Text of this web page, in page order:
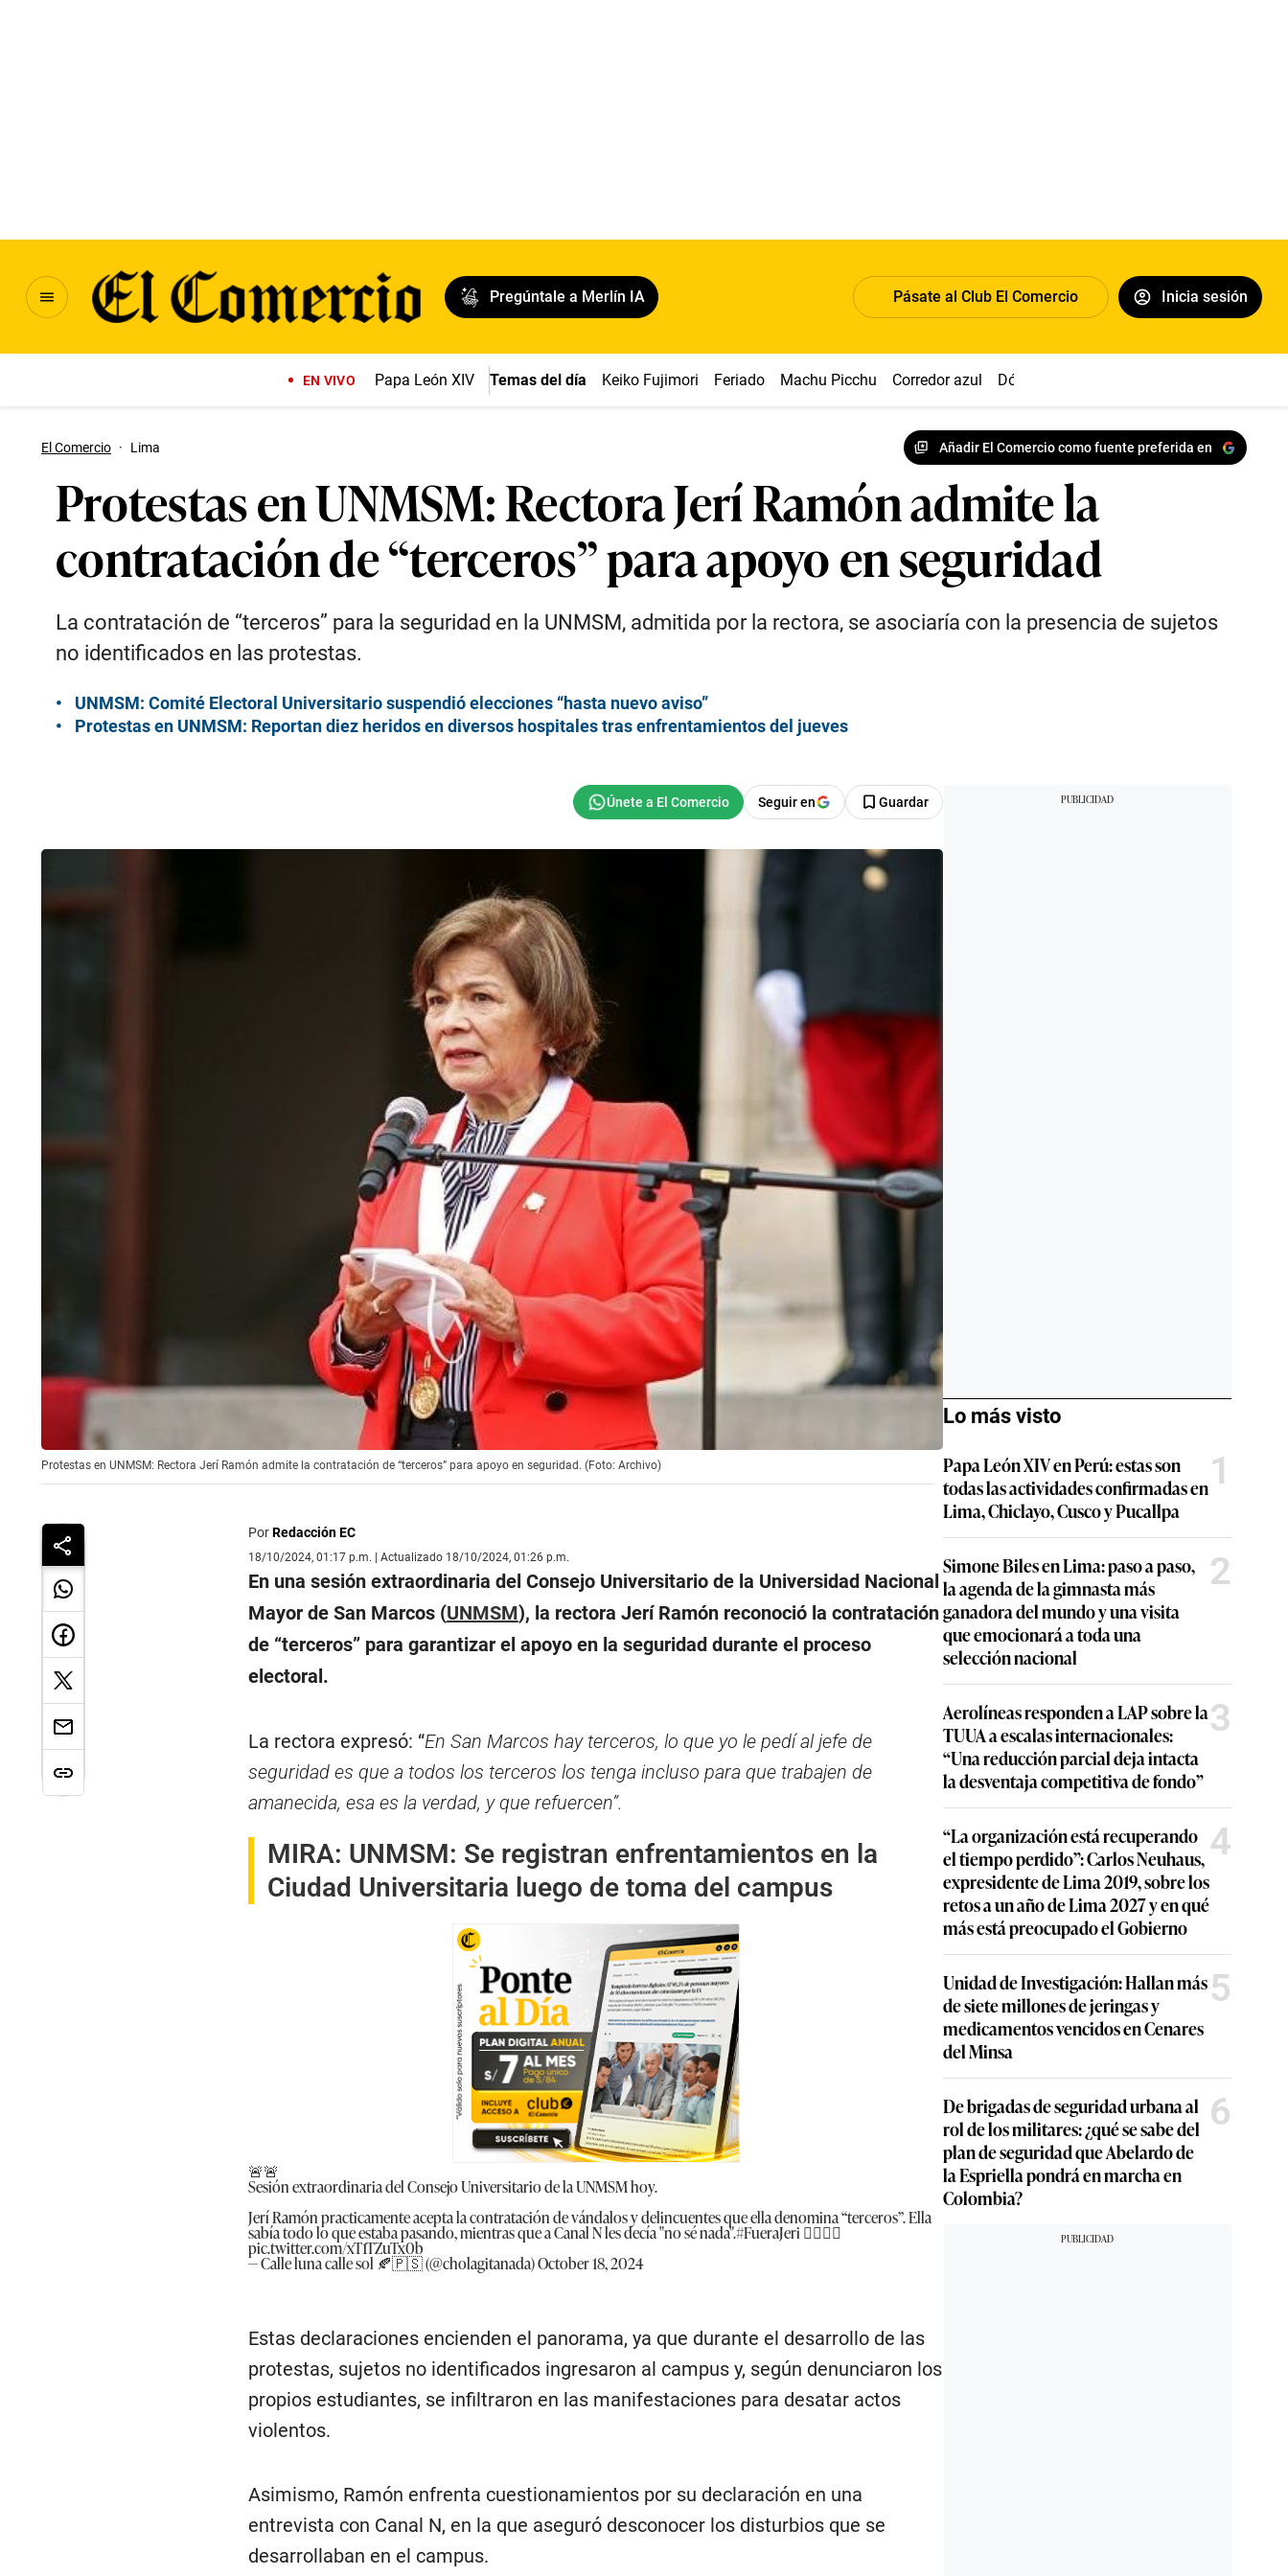
Pregúntale a Merlín IA Pásate al Club El Comercio Inicia sesión
EN VIVO Papa León XIV Temas del día Keiko Fujimori Feriado Machu Picchu Corredor azul Dólar
El Comercio · Lima Añadir El Comercio como fuente preferida en
Protestas en UNMSM: Rectora Jerí Ramón admite la
contratación de “terceros” para apoyo en seguridad
La contratación de “terceros” para la seguridad en la UNMSM, admitida por la rectora, se asociaría con la presencia de sujetos
no identificados en las protestas.
UNMSM: Comité Electoral Universitario suspendió elecciones “hasta nuevo aviso”
Protestas en UNMSM: Reportan diez heridos en diversos hospitales tras enfrentamientos del jueves
Seguir en Guardar
Protestas en UNMSM: Rectora Jerí Ramón admite la contratación de “terceros” para apoyo en seguridad. (Foto: Archivo)
PorRedacción EC
18/10/2024, 01:17 p.m. | Actualizado 18/10/2024, 01:26 p.m.
En una sesión extraordinaria del Consejo Universitario de la Universidad Nacional
Mayor de San Marcos (UNMSM), la rectora Jerí Ramón reconoció la contratación
de “terceros” para garantizar el apoyo en la seguridad durante el proceso
electoral.
La rectora expresó: “En San Marcos hay terceros, lo que yo le pedí al jefe de
seguridad es que a todos los terceros los tenga incluso para que trabajen de
amanecida, esa es la verdad, y que refuercen”.
MIRA: UNMSM: Se registran enfrentamientos en la
Ciudad Universitaria luego de toma del campus
🚨🚨
Sesión extraordinaria del Consejo Universitario de la UNMSM hoy.
Jerí Ramón practicamente acepta la contratación de vándalos y delincuentes que ella denomina “terceros”. Ella
sabía todo lo que estaba pasando, mientras que a Canal N les decía "no sé nada".#FueraJeri ✊🏽✊🏽
pic.twitter.com/xT1TZuTx0b
— Calle luna calle sol 🍂🇵🇸 (@cholagitanada)October 18, 2024
Estas declaraciones encienden el panorama, ya que durante el desarrollo de las
protestas, sujetos no identificados ingresaron al campus y, según denunciaron los
propios estudiantes, se infiltraron en las manifestaciones para desatar actos
violentos.
Asimismo, Ramón enfrenta cuestionamientos por su declaración en una
entrevista con Canal N, en la que aseguró desconocer los disturbios que se
desarrollaban en el campus.
Lo más visto
Papa León XIV en Perú: estas son
todas las actividades confirmadas en
Lima, Chiclayo, Cusco y Pucallpa
1
Simone Biles en Lima: paso a paso,
la agenda de la gimnasta más
ganadora del mundo y una visita
que emocionará a toda una
selección nacional
2
Aerolíneas responden a LAP sobre la
TUUA a escalas internacionales:
“Una reducción parcial deja intacta
la desventaja competitiva de fondo”
3
“La organización está recuperando
el tiempo perdido”: Carlos Neuhaus,
expresidente de Lima 2019, sobre los
retos a un año de Lima 2027 y en qué
más está preocupado el Gobierno
4
Unidad de Investigación: Hallan más
de siete millones de jeringas y
medicamentos vencidos en Cenares
del Minsa
5
De brigadas de seguridad urbana al
rol de los militares: ¿qué se sabe del
plan de seguridad que Abelardo de
la Espriella pondrá en marcha en
Colombia?
6